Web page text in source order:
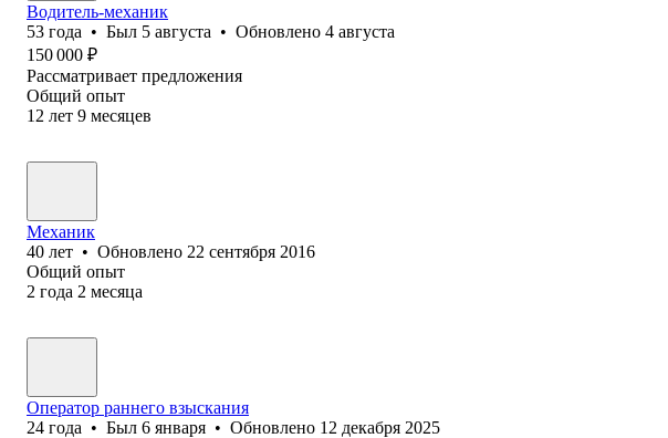
Водитель-механик
53 года • Был 5 августа • Обновлено 4 августа
150 000 ₽
Рассматривает предложения
Общий опыт
12 лет 9 месяцев
Механик
40 лет • Обновлено 22 сентября 2016
Общий опыт
2 года 2 месяца
Оператор раннего взыскания
24 года • Был 6 января • Обновлено 12 декабря 2025